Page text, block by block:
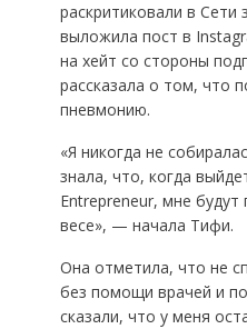
раскритиковали в Сети
выложила пост в
на хейт со стороны
рассказала о том, что
пневмонию.
«Я никогда не
знала, что, когда
Entrepreneur, мне
весе», — начала Тифи.
Она отметила, что не
без помощи врачей и
сказали, что у меня